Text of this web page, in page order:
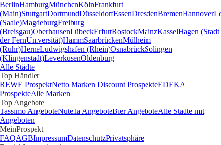
BerlinHamburgMünchenKölnFrankfurt
(Main)StuttgartDortmundDüsseldorfEssenDresdenBremenHannover
(Saale)MagdeburgFreiburg
(Breisgau)OberhausenLübeckErfurtRostockMainzKasselHagen (Stadt
der FernUniversität)HammSaarbrückenMülheim
(Ruhr)HerneLudwigshafen (Rhein)OsnabrückSolingen
(Klingenstadt)LeverkusenOldenburg
Alle Städte
Top Händler
REWE ProspektNetto Marken Discount ProspekteEDEKA
ProspekteAlle Marken
Top Angebote
Tassimo AngeboteNutella AngeboteBier AngeboteAlle Städte mit
Angeboten
MeinProspekt
FAQAGBImpressumDatenschutzPrivatsphäre